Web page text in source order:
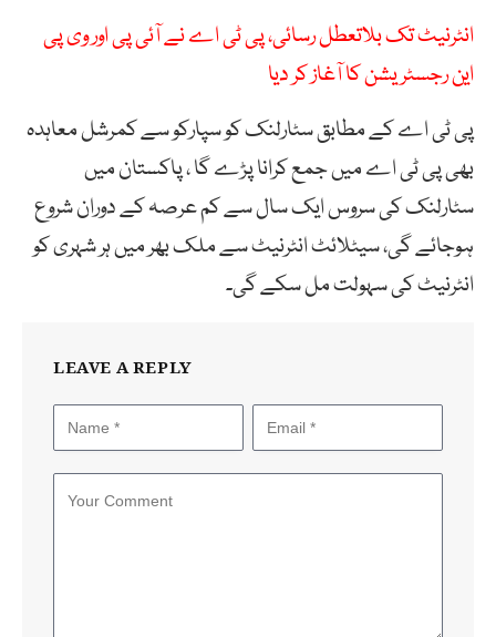
انٹرنیٹ تک بلاتعطل رسائی، پی ٹی اے نے آئی پی اور وی پی
این رجسٹریشن کا آغاز کر دیا
پی ٹی اے کے مطابق سٹارلنک کو سپارکو سے کمرشل معاہدہ
بھی پی ٹی اے میں جمع کرانا پڑے گا ، پاکستان میں
سٹارلنک کی سروس ایک سال سے کم عرصہ کے دوران شروع
ہوجائے گی، سیٹلائٹ انٹرنیٹ سے ملک بھر میں ہر شہری کو
انٹرنیٹ کی سہولت مل سکے گی۔
LEAVE A REPLY